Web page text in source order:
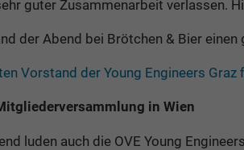
guter Zusammenarbeit verlassen.
der Abend bei Brötchen & Bier
Vorstand der Young Engineers Graz
in Wien
luden auch die OVE Young